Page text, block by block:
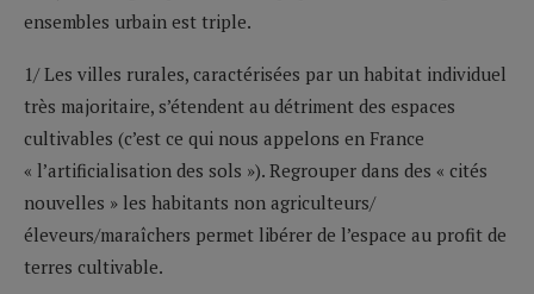
ensembles urbain est triple.
1/ Les villes rurales, caractérisées par un habitat individuel
très majoritaire, s’étendent au détriment des espaces
cultivables (c’est ce qui nous appelons en France
« l’artificialisation des sols »). Regrouper dans des « cités
nouvelles » les habitants non agriculteurs/
éleveurs/maraîchers permet libérer de l’espace au profit de
terres cultivable.